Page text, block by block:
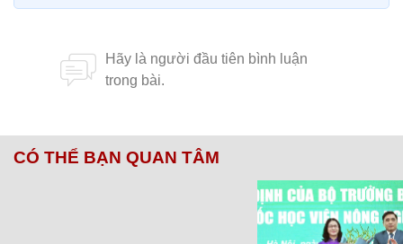
CÓ THỂ BẠN QUAN TÂM